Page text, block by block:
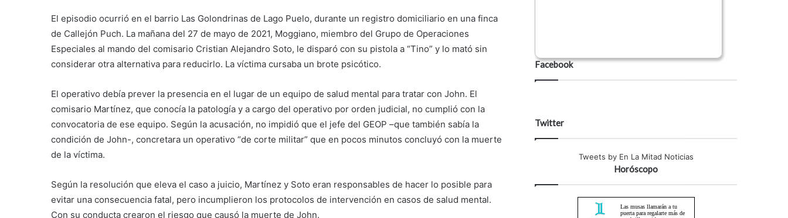
El episodio ocurrió en el barrio Las Golondrinas de Lago Puelo, durante un registro domiciliario en una finca
de Callejón Puch. La mañana del 27 de mayo de 2021, Moggiano, miembro del Grupo de Operaciones
Especiales al mando del comisario Cristian Alejandro Soto, le disparó con su pistola a “Tino” y lo mató sin
considerar otra alternativa para reducirlo. La víctima cursaba un brote psicótico.
El operativo debía prever la presencia en el lugar de un equipo de salud mental para tratar con John. El
comisario Martínez, que conocía la patología y a cargo del operativo por orden judicial, no cumplió con la
convocatoria de ese equipo. Según la acusación, no impidió que el jefe del GEOP –que también sabía la
condición de John-, concretara un operativo “de corte militar” que en pocos minutos concluyó con la muerte
de la víctima.
Según la resolución que eleva el caso a juicio, Martínez y Soto eran responsables de hacer lo posible para
evitar una consecuencia fatal, pero incumplieron los protocolos de intervención en casos de salud mental.
Con su conducta crearon el riesgo que causó la muerte de John.
Facebook
Twitter
Tweets by En La Mitad Noticias
Horóscopo